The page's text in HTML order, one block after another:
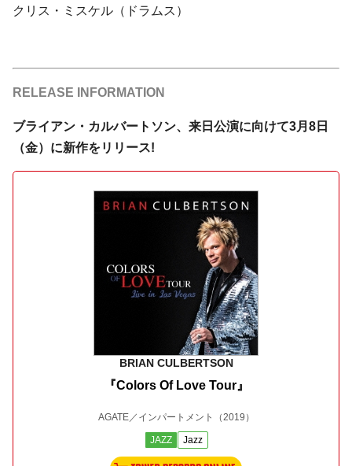
クリス・ミスケル（ドラムス）
RELEASE INFORMATION
ブライアン・カルバートソン、来日公演に向けて3月8日
（金）に新作をリリース!
BRIAN CULBERTSON
『Colors Of Love Tour』
AGATE／インパートメント （2019）
JAZZ Jazz